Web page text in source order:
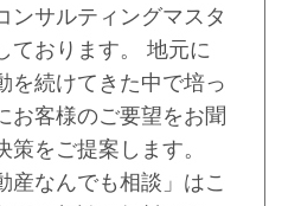
ンサルティングマスタ
ております。 地元に
を続けてきた中で培っ
お客様のご要望をお聞
策をご提案します。
産なんでも相談」はこ